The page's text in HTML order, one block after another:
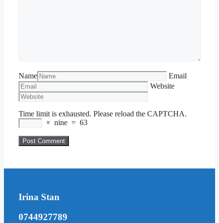
Name
Email
Website
Time limit is exhausted. Please reload the CAPTCHA.
× nine = 63
Irina Stan
0744927789